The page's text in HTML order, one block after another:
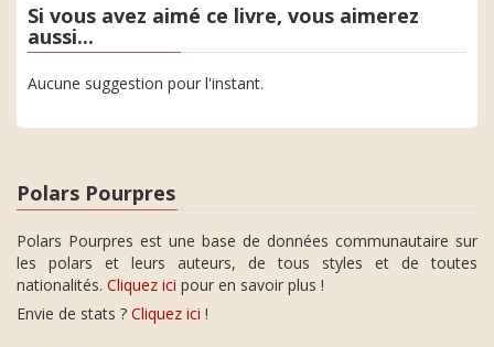
Si vous avez aimé ce livre, vous aimerez
aussi...
Aucune suggestion pour l'instant.
Polars Pourpres
Polars Pourpres est une base de données communautaire sur
les polars et leurs auteurs, de tous styles et de toutes
nationalités. Cliquez ici pour en savoir plus !
Envie de stats ? Cliquez ici !